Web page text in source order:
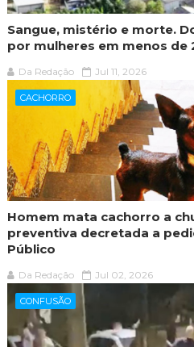
Sangue, mistério e morte.
por mulheres em menos de
Da Redação Jul 11, 2026
CACHORRO
Homem mata cachorro a
preventiva decretada a
Público
Da Redação Jul 02, 2026
CONFUSÃO